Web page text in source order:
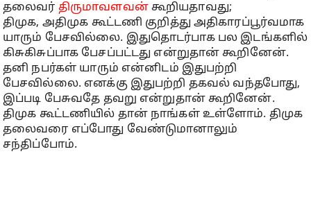
தலைவர் திருமாவளவன்கூறியதாவது;
திமுக, அதிமுக கூட்டணி குறித்து அதிகாரப்பூர்வமாக
யாரும் பேசவில்லை. இதுதொடர்பாக பல இடங்களில்
கிசுகிசுப்பாக பேசப்பட்டது என்றுதான் கூறினேன்.
தனி நபர்கள் யாரும் என்னிடம் இதுபற்றி
பேசவில்லை. எனக்கு இதுபற்றி தகவல் வந்தபோது,
இப்படி பேசுவதே தவறு என்றுதான் கூறினேன்.
திமுக கூட்டணியில் தான் நாங்கள் உள்ளோம். திமுக
தலைவரை எப்போது வேண்டுமானாலும்
சந்திப்போம்.